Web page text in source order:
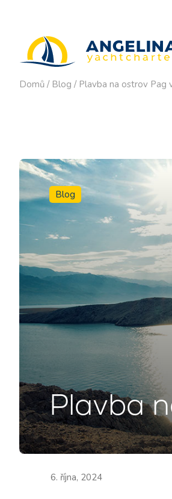
Domů / Blog / Plavba na ostrov Pag
Blog
Plavba
6. října, 2024